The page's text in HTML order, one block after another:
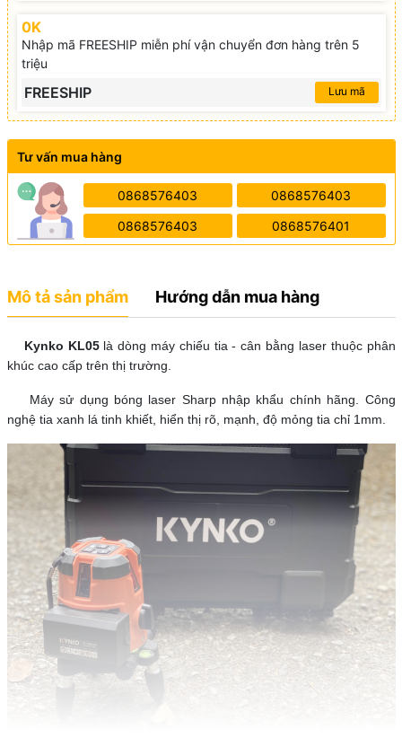
0K
Nhập mã FREESHIP miễn phí vận chuyển đơn hàng trên 5
triệu
FREESHIP Lưu mã
Tư vấn mua hàng
0868576403 0868576403
0868576403 0868576401
Mô tả sản phẩm Hướng dẫn mua hàng
Kynko KL05là dòng máy chiếu tia - cân bằng laser thuộc phân
khúc cao cấp trên thị trường.
Máy sử dụng bóng laser Sharp nhập khẩu chính hãng. Công
nghệ tia xanh lá tinh khiết, hiển thị rõ, mạnh, độ mỏng tia chỉ 1mm.